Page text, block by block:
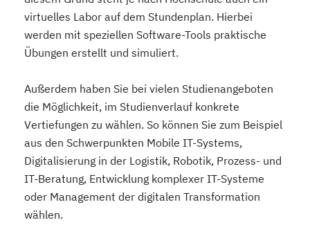
virtuelles Labor auf dem Stundenplan. Hierbei
werden mit speziellen Software-Tools praktische
Übungen erstellt und simuliert.
Außerdem haben Sie bei vielen Studienangeboten
die Möglichkeit, im Studienverlauf konkrete
Vertiefungen zu wählen. So können Sie zum Beispiel
aus den Schwerpunkten Mobile IT-Systems,
Digitalisierung in der Logistik, Robotik, Prozess- und
IT-Beratung, Entwicklung komplexer IT-Systeme
oder Management der digitalen Transformation
wählen.